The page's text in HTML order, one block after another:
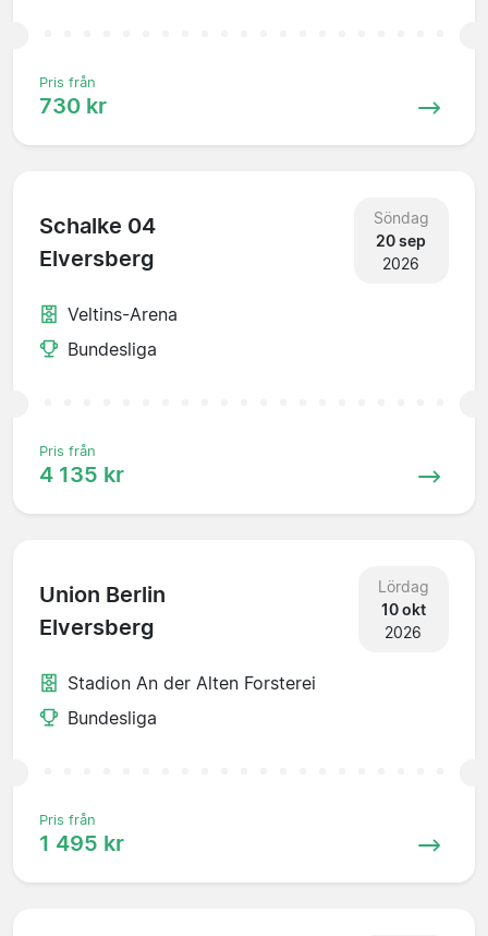
Pris från
730 kr
Schalke 04
Elversberg
Söndag
20 sep
2026
Veltins-Arena
Bundesliga
Pris från
4 135 kr
Union Berlin
Elversberg
Lördag
10 okt
2026
Stadion An der Alten Forsterei
Bundesliga
Pris från
1 495 kr